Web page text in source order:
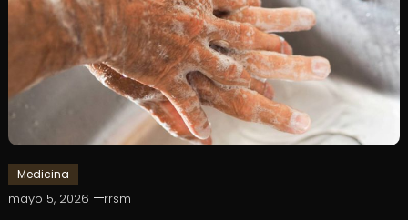
Medicina
mayo 5, 2026 rrsm